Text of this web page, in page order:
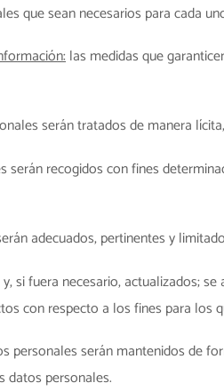
que sean necesarios para cada
las medidas que
serán tratados de manera
serán recogidos con fines
adecuados, pertinentes y
si fuera necesario, actualizados;
con respecto a los fines para los
personales serán mantenidos de
datos personales.